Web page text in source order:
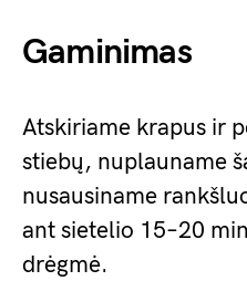
Gaminimas
Atskiriame krapus ir
stiebų, nuplauname
nusausiname
ant sietelio 15–20
drėgmė.